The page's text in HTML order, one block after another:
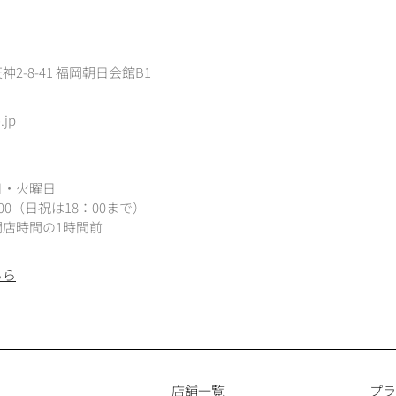
2-8-41 福岡朝日会館B1
火曜日
（日祝は18：00まで）
時間の1時間前
店舗一覧 プ